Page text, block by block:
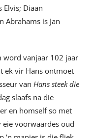
Elvis; Diaan
Abrahams is Jan
word vanjaar 102 jaar
ek vir Hans ontmoet
van Hans steek die
slaafs na die
en homself so met
eie voorwaardes oud